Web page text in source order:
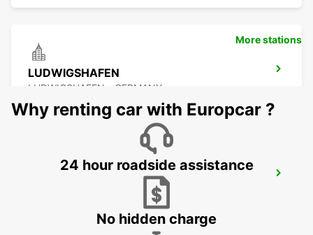
LUDWIGSHAFEN
LUDWIGSHAFEN - GERMANY
More stations
Why renting car with Europcar ?
24 hour roadside assistance
No hidden charge